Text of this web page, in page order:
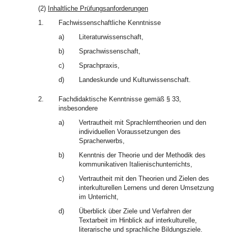
(2) Inhaltliche Prüfungsanforderungen
1.
Fachwissenschaftliche Kenntnisse
a)
Literaturwissenschaft,
b)
Sprachwissenschaft,
c)
Sprachpraxis,
d)
Landeskunde und Kulturwissenschaft.
2.
Fachdidaktische Kenntnisse gemäß § 33,
insbesondere
a)
Vertrautheit mit Sprachlerntheorien und den
individuellen Voraussetzungen des
Spracherwerbs,
b)
Kenntnis der Theorie und der Methodik des
kommunikativen Italienischunterrichts,
c)
Vertrautheit mit den Theorien und Zielen des
interkulturellen Lernens und deren Umsetzung
im Unterricht,
d)
Überblick über Ziele und Verfahren der
Textarbeit im Hinblick auf interkulturelle,
literarische und sprachliche Bildungsziele.